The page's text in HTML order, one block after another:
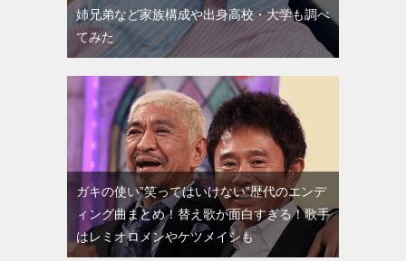
姉兄弟など家族構成や出身高校・大学も調べ
てみた
ガキの使い”笑ってはいけない”歴代のエンデ
ィング曲まとめ！替え歌が面白すぎる！歌手
はレミオロメンやケツメイシも